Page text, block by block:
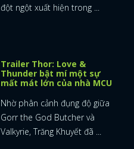
đột ngột xuất hiện trong ...
Trailer Thor: Love &
Thunder bật mí một sự
mất mát lớn của nhà MCU
Nhờ phân cảnh đụng độ giữa
Gorr the God Butcher và
Valkyrie, Trăng Khuyết đã ...